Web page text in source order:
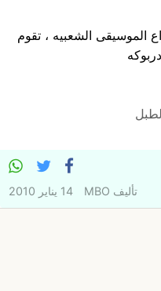
الموسيقى الشعبيه ، تقوم
تأليف MBO 14 يناير 2010